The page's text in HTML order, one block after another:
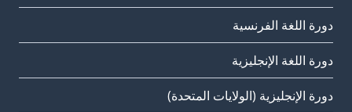
دورة اللغة الفرنسية
دورة اللغة الإنجليزية
دورة الإنجليزية (الولايات المتحدة)